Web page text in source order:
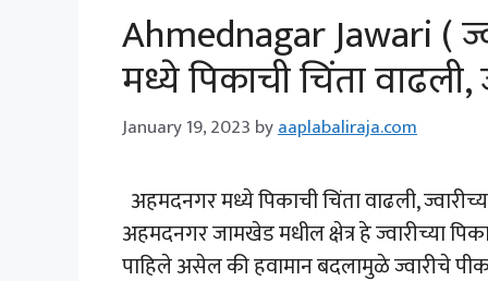
Ahmednagar Jawari (
मध्ये पिकाची चिंता
January 19, 2023 byaaplabaliraja.com
अहमदनगर मध्ये पिकाची चिंता वाढली,
अहमदनगर जामखेड मधील क्षेत्र हे ज्वारीच्या
पाहिले असेल की हवामान बदलामुळे ज्वारीचे